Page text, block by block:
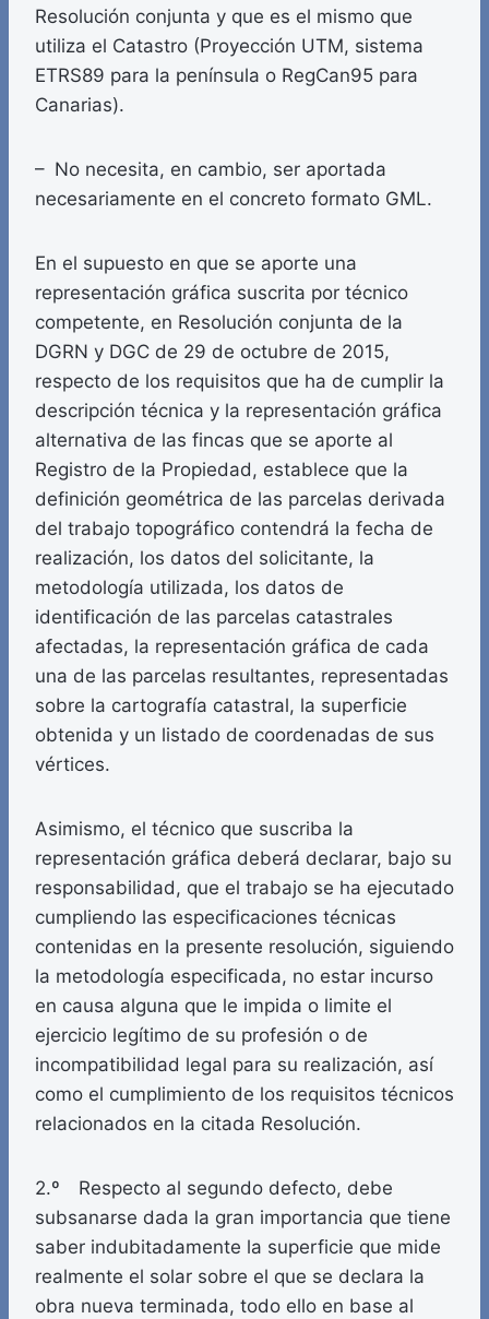
Resolución conjunta y que es el mismo que
utiliza el Catastro (Proyección UTM, sistema
ETRS89 para la península o RegCan95 para
Canarias).
– No necesita, en cambio, ser aportada
necesariamente en el concreto formato GML.
En el supuesto en que se aporte una
representación gráfica suscrita por técnico
competente, en Resolución conjunta de la
DGRN y DGC de 29 de octubre de 2015,
respecto de los requisitos que ha de cumplir la
descripción técnica y la representación gráfica
alternativa de las fincas que se aporte al
Registro de la Propiedad, establece que la
definición geométrica de las parcelas derivada
del trabajo topográfico contendrá la fecha de
realización, los datos del solicitante, la
metodología utilizada, los datos de
identificación de las parcelas catastrales
afectadas, la representación gráfica de cada
una de las parcelas resultantes, representadas
sobre la cartografía catastral, la superficie
obtenida y un listado de coordenadas de sus
vértices.
Asimismo, el técnico que suscriba la
representación gráfica deberá declarar, bajo su
responsabilidad, que el trabajo se ha ejecutado
cumpliendo las especificaciones técnicas
contenidas en la presente resolución, siguiendo
la metodología especificada, no estar incurso
en causa alguna que le impida o limite el
ejercicio legítimo de su profesión o de
incompatibilidad legal para su realización, así
como el cumplimiento de los requisitos técnicos
relacionados en la citada Resolución.
2.º Respecto al segundo defecto, debe
subsanarse dada la gran importancia que tiene
saber indubitadamente la superficie que mide
realmente el solar sobre el que se declara la
obra nueva terminada, todo ello en base al